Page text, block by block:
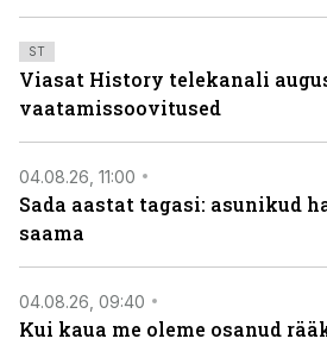
ST
Viasat History telekanali
vaatamissoovitused
04.08.26, 11:00
Sada aastat tagasi: asunikud
saama
04.08.26, 09:40
Kui kaua me oleme osanud